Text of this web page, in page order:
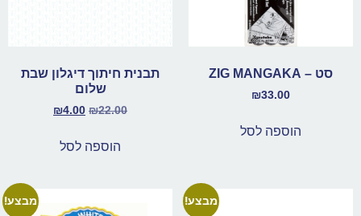
סט – ZIG MANGAKA
₪33.00
הוספה לסל
תבנית חיתוך דיגלון שבת
שלום
₪22.00
₪4.00
הוספה לסל
מבצע! מבצע!